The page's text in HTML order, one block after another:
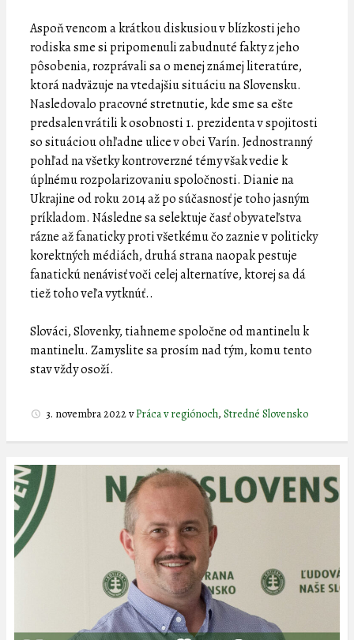
Aspoň vencom a krátkou diskusiou v blízkosti jeho
rodiska sme si pripomenuli zabudnuté fakty z jeho
pôsobenia, rozprávali sa o menej známej literatúre,
ktorá nadväzuje na vtedajšiu situáciu na Slovensku.
Nasledovalo pracovné stretnutie, kde sme sa ešte
predsalen vrátili k osobnosti 1. prezidenta v spojitosti
so situáciou ohľadne ulice v obci Varín. Jednostranný
pohľad na všetky kontroverzné témy však vedie k
úplnému rozpolarizovaniu spoločnosti. Dianie na
Ukrajine od roku 2014 až po súčasnosť je toho jasným
príkladom. Následne sa selektuje časť obyvateľstva
rázne až fanaticky proti všetkému čo zaznie v politicky
korektných médiách, druhá strana naopak pestuje
fanatickú nenávisť voči celej alternatíve, ktorej sa dá
tiež toho veľa vytknúť..
Slováci, Slovenky, tiahneme spoločne od mantinelu k
mantinelu. Zamyslite sa prosím nad tým, komu tento
stav vždy osoží.
3. novembra 2022vPráca v regiónoch, Stredné Slovensko